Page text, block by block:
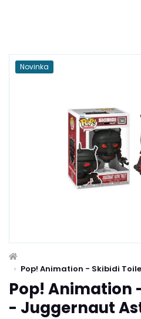
Novinka
Pop! Animation - Skibidi
Pop! Animation
- Juggernaut